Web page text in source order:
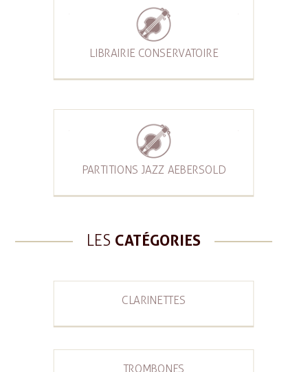
LIBRAIRIE CONSERVATOIRE
PARTITIONS JAZZ AEBERSOLD
LES CATÉGORIES
CLARINETTES
TROMBONES